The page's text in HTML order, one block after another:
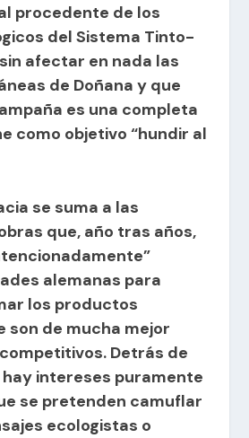
procedente de los
del Sistema Tinto-
afectar en nada las
de Doñana y que
es una completa
como objetivo “hundir al
se suma a las
que, año tras años,
alemanas para
los productos
son de mucha mejor
Detrás de
intereses puramente
se pretenden camuflar
ecologistas o